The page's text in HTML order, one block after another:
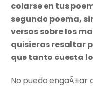
colarse en tus
segundo poema,
versos sobre los
quisieras resaltar
que tanto cuesta
No puedo engaÃ±ar